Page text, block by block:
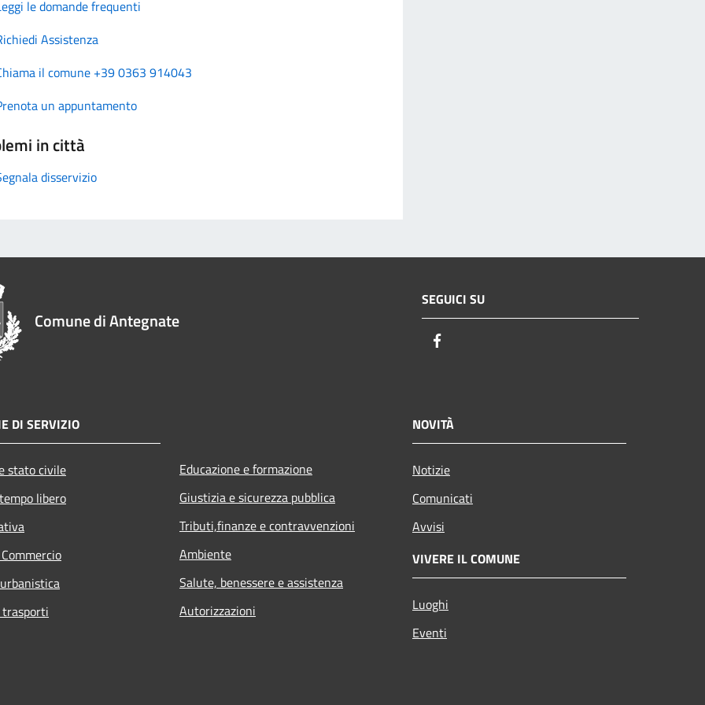
le domande frequenti
Assistenza
il comune +39 0363 914043
un appuntamento
in città
disservizio
Comune di Antegnate
SEGUICI SU
DI SERVIZIO
stato civile
libero
Educazione e formazione
Giustizia e sicurezza pubblica
Tributi,finanze e contravvenzioni
Ambiente
Salute, benessere e assistenza
Autorizzazioni
NOVITÀ
Notizie
Comunicati
Avvisi
VIVERE IL COMUNE
Luoghi
Eventi